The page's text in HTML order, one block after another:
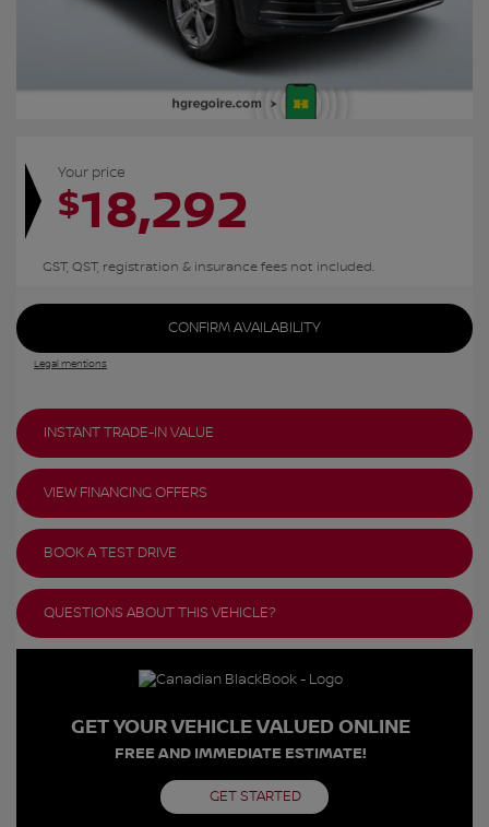
Your price
$18,292
GST, QST, registration & insurance fees not included.
CONFIRM AVAILABILITY
Legal mentions
INSTANT TRADE-IN VALUE
VIEW FINANCING OFFERS
BOOK A TEST DRIVE
QUESTIONS ABOUT THIS VEHICLE?
GET YOUR VEHICLE VALUED ONLINE
FREE AND IMMEDIATE ESTIMATE!
GET STARTED